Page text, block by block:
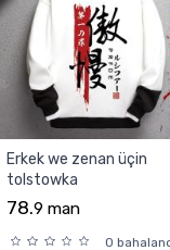
Erkek we zenan üçin
tolstowka
78.9 man
0